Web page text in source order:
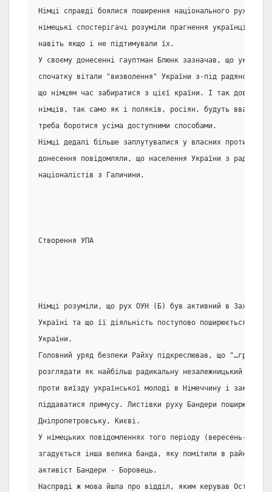
Німці справді боялися поширення національного руху у
німецькі спостерігачі розуміли прагнення українців до
навіть якщо і не підтимували їх.
У своєму донесенні гауптман Блюнк зазначав, що
спочатку вітали "визволення" України з-під радянської
що німцям час забиратися з цієї країни. І так довго,
німців, так само як і поляків, росіян, будуть вважати
треба боротися усіма доступними способами.
Німці дедалі більше заплутувалися у власних
донесення повідомляли, що населення України з радістю
націоналістів з Галичини.
Створення УПА
Німці розуміли, що рух ОУН (Б) був активний в Західній
Україні та що її діяльність поступово поширюється і на
України.
Головний уряд безпеки Райху підкреслював, що "…групу
розглядати як найбільш радикальну незалежницький
проти виїзду української молоді в Німеччину і закликав
піддаватися примусу. Листівки руху Бандери
Дніпропетровську, Києві.
У німецьких повідомленнях того періоду (вересень-
згадується інша велика банда, яку помітили в райні
активіст Бандери - Боровець.
Наспрвді ж мова йшла про відділ, яким керував Остап, а